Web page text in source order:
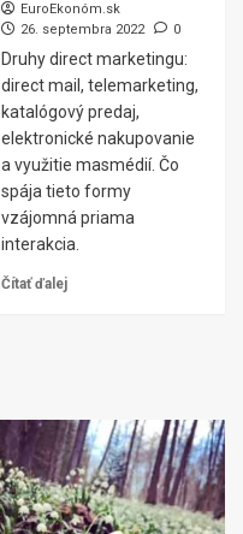
EuroEkonóm.sk
26. septembra 2022
0
Druhy direct marketingu:
direct mail, telemarketing,
katalógový predaj,
elektronické nakupovanie
a využitie masmédií. Čo
spája tieto formy
vzájomná priama
interakcia.
Čítať ďalej